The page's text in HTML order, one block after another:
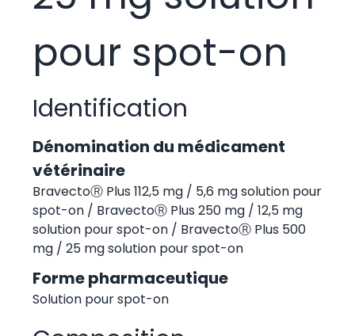
pour spot-on
Identification
Dénomination du médicament
vétérinaire
BravectoⓇ Plus 112,5 mg / 5,6 mg solution pour
spot-on / BravectoⓇ Plus 250 mg / 12,5 mg
solution pour spot-on / BravectoⓇ Plus 500
mg / 25 mg solution pour spot-on
Forme pharmaceutique
Solution pour spot-on